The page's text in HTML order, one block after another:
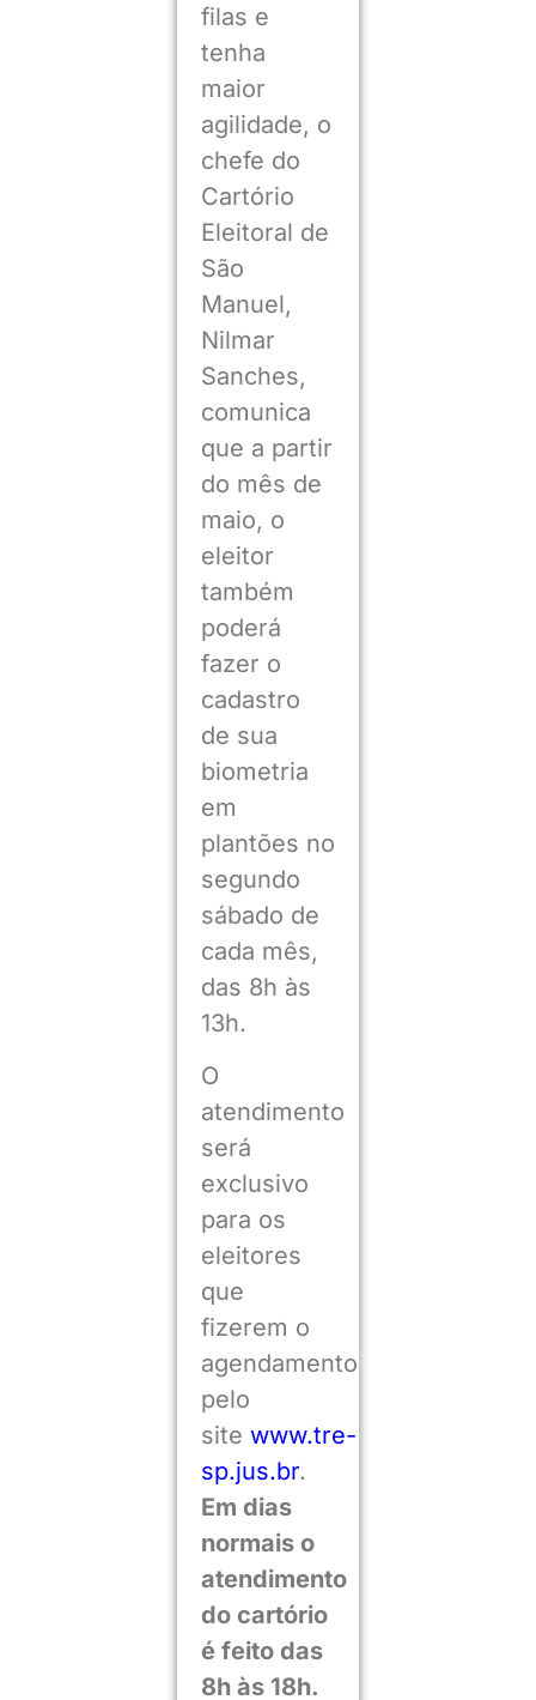
filas e
tenha
maior
agilidade, o
chefe do
Cartório
Eleitoral de
São
Manuel,
Nilmar
Sanches,
comunica
que a partir
do mês de
maio, o
eleitor
também
poderá
fazer o
cadastro
de sua
biometria
em
plantões no
segundo
sábado de
cada mês,
das 8h às
13h.
O
atendimento
será
exclusivo
para os
eleitores
que
fizerem o
agendamento
pelo
site www.tre-
sp.jus.br.
Em dias
normais o
atendimento
do cartório
é feito das
8h às 18h.